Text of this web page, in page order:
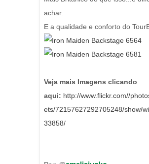
achar.
E a qualidade e conforto do
Veja mais Imagens clicando
aqui: http://www.flickr.com//
ets/72157627292705248/show/
33858/